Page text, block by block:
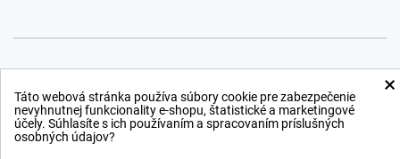
×
Táto webová stránka používa súbory cookie pre zabezpečenie
nevyhnutnej funkcionality e-shopu, štatistické a marketingové
účely. Súhlasíte s ich používaním a spracovaním príslušných
osobných údajov?